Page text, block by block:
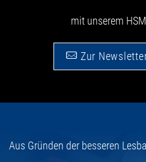
mit unserem
Zur
Aus Gründen der besseren